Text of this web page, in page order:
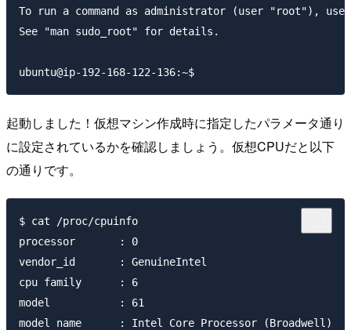
To run a command as administrator (user "root"), use
See "man sudo_root" for details.
起動しました！仮想マシン作成時に指定したパラメータ通り
に設定されているかを確認しましょう。仮想CPUだと以下
の通りです。
$ cat /proc/cpuinfo
processor	: 0
vendor_id	: GenuineIntel
cpu family	: 6
model		: 61
model name	: Intel Core Processor (Broadwell)